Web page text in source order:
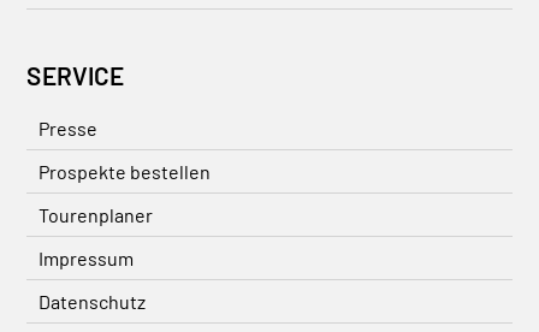
SERVICE
Presse
Prospekte bestellen
Tourenplaner
Impressum
Datenschutz